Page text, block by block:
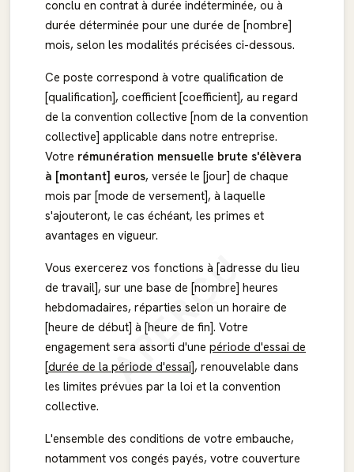
APERÇU
conclu en contrat à durée indéterminée, ou à
durée déterminée pour une durée de [nombre]
mois, selon les modalités précisées ci-dessous.
Ce poste correspond à votre qualification de
[qualification], coefficient [coefficient], au regard
de la convention collective [nom de la convention
collective] applicable dans notre entreprise.
Votre rémunération mensuelle brute s'élèvera
à [montant] euros, versée le [jour] de chaque
mois par [mode de versement], à laquelle
s'ajouteront, le cas échéant, les primes et
avantages en vigueur.
Vous exercerez vos fonctions à [adresse du lieu
de travail], sur une base de [nombre] heures
hebdomadaires, réparties selon un horaire de
[heure de début] à [heure de fin]. Votre
engagement sera assorti d'une période d'essai de
[durée de la période d'essai], renouvelable dans
les limites prévues par la loi et la convention
collective.
L'ensemble des conditions de votre embauche,
notamment vos congés payés, votre couverture